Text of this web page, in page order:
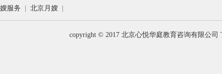
嫂服务
北京月嫂
copyright © 2017 北京心悦华庭教育咨询有限公司